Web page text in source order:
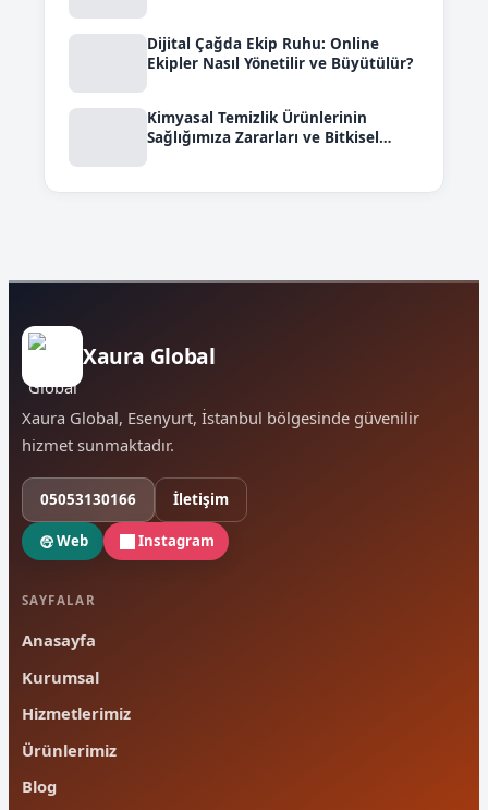
Dijital Çağda Ekip Ruhu: Online
Ekipler Nasıl Yönetilir ve Büyütülür?
Kimyasal Temizlik Ürünlerinin
Sağlığımıza Zararları ve Bitkisel
Xaura Global
Xaura Global, Esenyurt, İstanbul bölgesinde güvenilir
hizmet sunmaktadır.
05053130166 İletişim
Web Instagram
SAYFALAR
Anasayfa
Kurumsal
Hizmetlerimiz
Ürünlerimiz
Blog